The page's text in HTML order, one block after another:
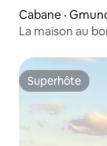
Cabane ·
La maison au
Superhôte
Superhôte